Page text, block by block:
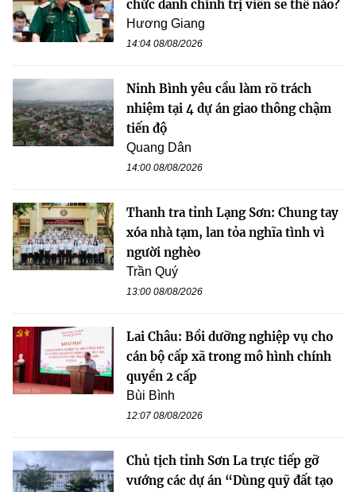
chức danh chính trị viên sẽ thế nào?
Hương Giang
14:04 08/08/2026
Ninh Bình yêu cầu làm rõ trách
nhiệm tại 4 dự án giao thông chậm
tiến độ
Quang Dân
14:00 08/08/2026
Thanh tra tỉnh Lạng Sơn: Chung tay
xóa nhà tạm, lan tỏa nghĩa tình vì
người nghèo
Trần Quý
13:00 08/08/2026
Lai Châu: Bồi dưỡng nghiệp vụ cho
cán bộ cấp xã trong mô hình chính
quyền 2 cấp
Bùi Bình
12:07 08/08/2026
Chủ tịch tỉnh Sơn La trực tiếp gỡ
vướng các dự án “Dùng quỹ đất tạo